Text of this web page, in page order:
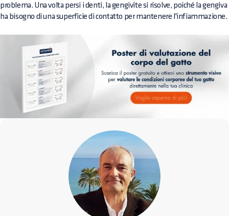
problema. Una volta persi i denti, la gengivite si risolve, poiché la gengiva
ha bisogno di una superficie di contatto per mantenere l'infiammazione.